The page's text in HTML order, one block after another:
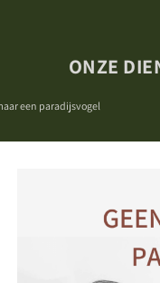
ONZE
een paradijsvogel